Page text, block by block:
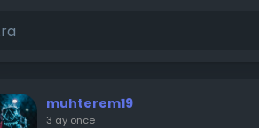
muhterem19
3 ay önce